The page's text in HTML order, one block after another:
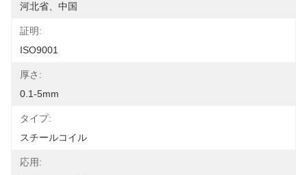
河北省、中国
証明:
ISO9001
厚さ:
0.1-5mm
タイプ:
スチールコイル
応用: